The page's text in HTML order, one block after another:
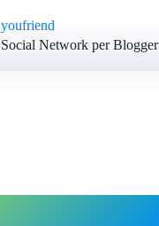
youfriend
Social Network per Blogger